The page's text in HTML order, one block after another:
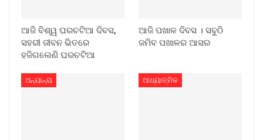
ଆଜି ବିଶ୍ୱ ଘରଚଟିଆ ଦିବସ,
ସହରୀ ଜୀବନ ଭିତରେ
ହଜିଗଲେଣି ଘରଚଟିଆ
ଆଜି ପଖାଳ ଦିବସ । ସବୁଠି
ଜମିବ ପଖାଳର ଆସର
ଅନ୍ୟାନ୍ୟ ଆଧ୍ୟାତ୍ମିକ